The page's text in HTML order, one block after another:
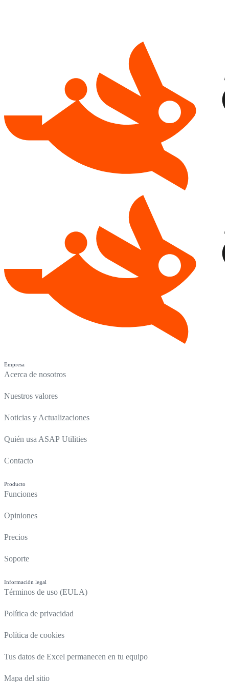
Empresa
Acerca de nosotros
Nuestros valores
Noticias y Actualizaciones
Quién usa ASAP Utilities
Contacto
Producto
Funciones
Opiniones
Precios
Soporte
Información legal
Términos de uso (EULA)
Política de privacidad
Política de cookies
Tus datos de Excel permanecen en tu equipo
Mapa del sitio